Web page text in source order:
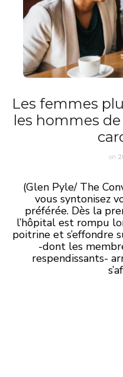
Les femmes
les hommes
on
(Glen Pyle/ The
vous syntonisez
préférée. Dès la
l’hôpital est rompu
poitrine et s’effondre
-dont les
respendissants-